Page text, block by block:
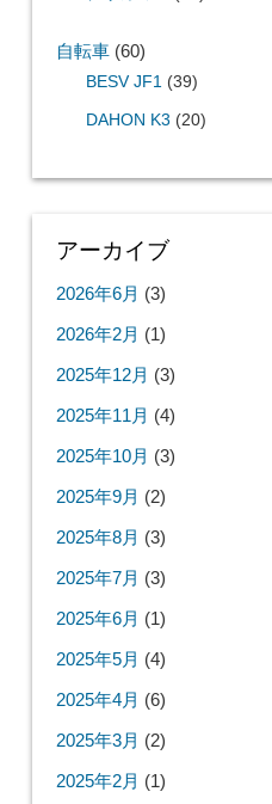
自転車(60)
BESV JF1 (39)
DAHON K3 (20)
アーカイブ
2026年6月 (3)
2026年2月 (1)
2025年12月 (3)
2025年11月 (4)
2025年10月 (3)
2025年9月 (2)
2025年8月 (3)
2025年7月 (3)
2025年6月 (1)
2025年5月 (4)
2025年4月 (6)
2025年3月 (2)
2025年2月 (1)